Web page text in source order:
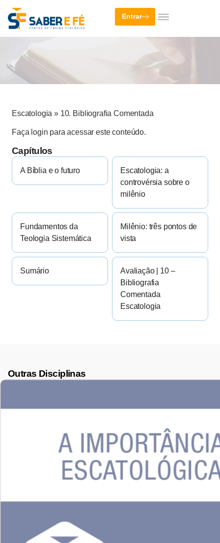
Entrar
Escatologia » 10. Bibliografia Comentada
Faça login para acessar este conteúdo.
Capítulos
A Bíblia e o futuro
Escatologia: a
controvérsia sobre o
milênio
Fundamentos da
Teologia Sistemática
Milênio: três pontos de
vista
Sumário
Avaliação | 10 –
Bibliografia
Comentada
Escatologia
Outras Disciplinas